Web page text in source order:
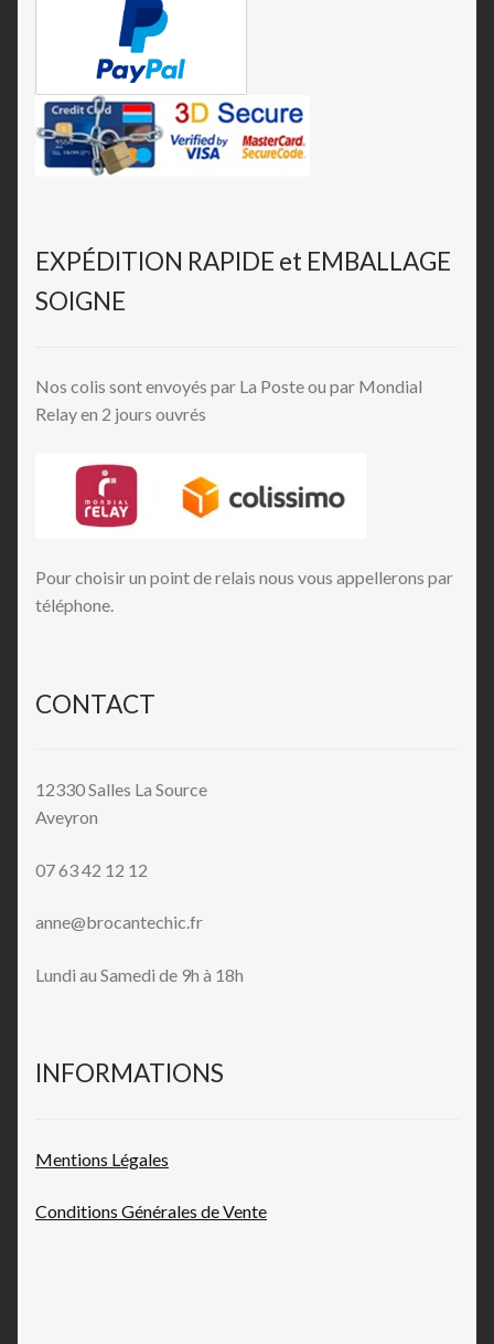
EXPÉDITION RAPIDE et EMBALLAGE
SOIGNE
Nos colis sont envoyés par La Poste ou par Mondial
Relay en 2 jours ouvrés
Pour choisir un point de relais nous vous appellerons par
téléphone.
CONTACT
12330 Salles La Source
Aveyron
07 63 42 12 12
anne@brocantechic.fr
Lundi au Samedi de 9h à 18h
INFORMATIONS
Mentions L égales
Conditions Générales deVente